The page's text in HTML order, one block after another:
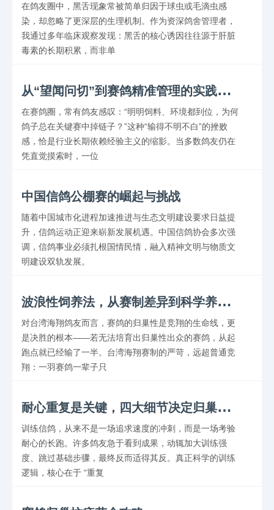
在鸽友圈中，黑舌现象常被简单归因于球虫或毛滴虫感
染，却忽略了更深层的生理机制。作为资深鸽舍管理者，
我通过多年临床观察发现：黑舌的核心诱因往往源于肝脏
毒素的长期积累，而非单
从
“望闻问切”到赛鸽精准管理的实践之路
在赛鸽圈，常有鸽友感叹：“明明饲料、环境都到位，为何
鸽子总在关键赛中掉链子？”这种“输得不明不白”的挫败
感，恰是行业长期依赖经验主义的缩影。当多数鸽友仍在
凭直觉摸索时，一位
中国信鸽公棚赛的崛起与挑战
随着中国城市化进程加速推进与生态文明建设要求日益提
升，信鸽运动正迎来崭新发展机遇。中国信鸽协会多次强
调，信鸽事业必须扎根国情民情，融入精神文明与物质文
明建设双轨发展。
波
浪性饲养法，从赛制差异到科学养鸽实操
对台湾海翔鸽友而言，赛鸽的归巢性是竞翔的生命线，更
是决胜的根本——若无法培育出归巢性出众的赛鸽，从起
跑点就已经输了一半。台湾海翔赛制的严苛，远超普通竞
翔：一羽赛鸽一辈子只
耐
心重复是关键，四大细节决定归巢效率
训练信鸽，从来不是一场追求速度的冲刺，而是一场考验
耐心的长跑。许多鸽友急于看到成果，动辄加大训练强
度、跳过基础步骤，最终反而适得其反。真正科学的训练
逻辑，核心在于 “重复